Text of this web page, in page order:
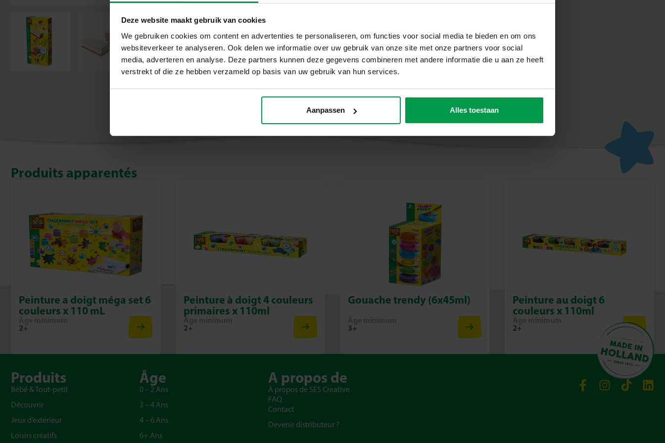
Deze website maakt gebruik van cookies
We gebruiken cookies om content en advertenties te personaliseren, om functies voor social media te bieden en om ons
websiteverkeer te analyseren. Ook delen we informatie over uw gebruik van onze site met onze partners voor social
media, adverteren en analyse. Deze partners kunnen deze gegevens combineren met andere informatie die u aan ze heeft
verstrekt of die ze hebben verzameld op basis van uw gebruik van hun services.
Aanpassen Alles toestaan
Produits apparentés
Peinture a doigt méga set 6
couleurs x 110 mL
2+
Peinture à doigt 4 couleurs
primaires x 110ml
Âge minimum
2+
Gouache trendy (6x45ml)
3+
Peinture au doigt 6
couleurs x 110ml
2+
Produits
Bébé & Tout-petit
Découvrir
Jeux d’extérieur
Loisirs créatifs
Âge
0 – 2 Ans
3 – 4 Ans
4 – 6 Ans
6+ Ans
A propos de
À propos de SES Creative
FAQ
Contact
Devenir distributeur ?